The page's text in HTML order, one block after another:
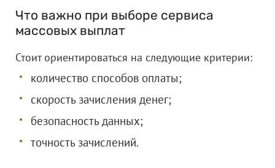
Что важно при выборе сервиса
массовых выплат
Стоит ориентироваться на следующие критерии:
количество способов оплаты;
скорость зачисления денег;
безопасность данных;
точность зачислений.